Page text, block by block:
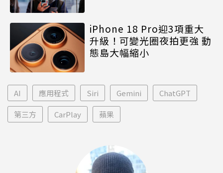
iPhone 18 Pro迎3項重大
升級！可變光圈夜拍更強 動
態島大幅縮小
AI 應用程式 Siri Gemini ChatGPT
第三方 CarPlay 蘋果